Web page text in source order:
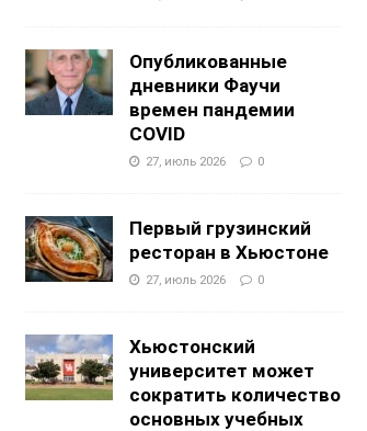
Опубликованные
дневники Фаучи
времен пандемии
COVID
27, июль 2026 0
Первый грузинский
ресторан в Хьюстоне
27, июль 2026 0
Хьюстонский
университет может
сократить количество
основных учебных